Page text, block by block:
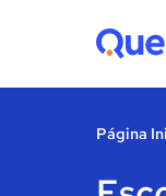
Página